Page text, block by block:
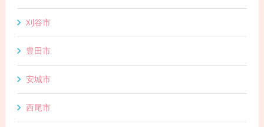
刈谷市
豊田市
安城市
西尾市